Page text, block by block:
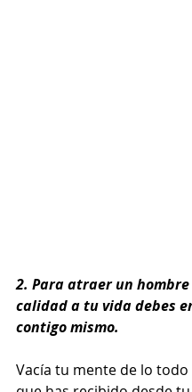
2. Para atraer un
calidad a tu vida debes
contigo mismo.
Vacía tu mente de lo todo